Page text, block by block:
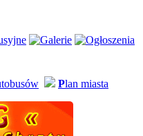
Plan miasta